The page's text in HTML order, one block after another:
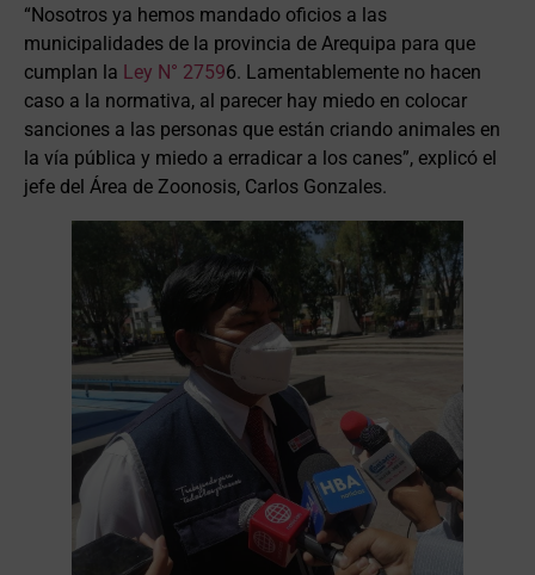
“Nosotros ya hemos mandado oficios a las
municipalidades de la provincia de Arequipa para que
cumplan la Ley N° 27596. Lamentablemente no hacen
caso a la normativa, al parecer hay miedo en colocar
sanciones a las personas que están criando animales en
la vía pública y miedo a erradicar a los canes”, explicó el
jefe del Área de Zoonosis, Carlos Gonzales.